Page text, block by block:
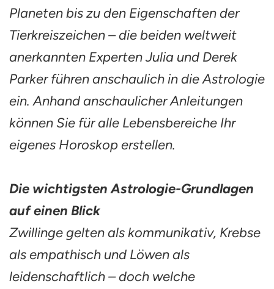
Planeten bis zu den Eigenschaften der
Tierkreiszeichen – die beiden weltweit
anerkannten Experten Julia und Derek
Parker führen anschaulich in die Astrologie
ein. Anhand anschaulicher Anleitungen
können Sie für alle Lebensbereiche Ihr
eigenes Horoskop erstellen.
Die wichtigsten Astrologie-Grundlagen
auf einen Blick
Zwillinge gelten als kommunikativ, Krebse
als empathisch und Löwen als
leidenschaftlich – doch welche